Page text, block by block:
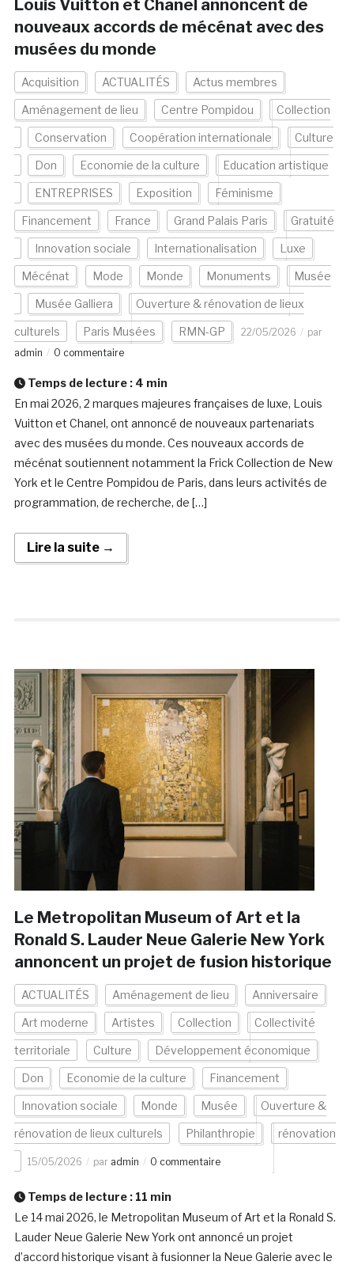
Louis Vuitton et Chanel annoncent de
nouveaux accords de mécénat avec des
musées du monde
Acquisition ACTUALITÉS Actus membres
Aménagement de lieu Centre Pompidou Collection
Conservation Coopération internationale Culture
Don Economie de la culture Education artistique
ENTREPRISES Exposition Féminisme
Financement France Grand Palais Paris Gratuité
Innovation sociale Internationalisation Luxe
Mécénat Mode Monde Monuments Musée
Musée Galliera Ouverture & rénovation de lieux
culturels Paris Musées RMN-GP 22/05/2026
par
admin
0 commentaire
Temps de lecture : 4 min
En mai 2026, 2 marques majeures françaises de luxe, Louis
Vuitton et Chanel, ont annoncé de nouveaux partenariats
avec des musées du monde. Ces nouveaux accords de
mécénat soutiennent notamment la Frick Collection de New
York et le Centre Pompidou de Paris, dans leurs activités de
programmation, de recherche, de […]
Lire la suite →
Le Metropolitan Museum of Art et la
Ronald S. Lauder Neue Galerie New York
annoncent un projet de fusion historique
ACTUALITÉS Aménagement de lieu Anniversaire
Art moderne Artistes Collection Collectivité
territoriale Culture Développement économique
Don Economie de la culture Financement
Innovation sociale Monde Musée Ouverture &
rénovation de lieux culturels Philanthropie rénovation
15/05/2026 par admin 0 commentaire
Temps de lecture : 11 min
Le 14 mai 2026, le Metropolitan Museum of Art et la Ronald S.
Lauder Neue Galerie New York ont annoncé un projet
d’accord historique visant à fusionner la Neue Galerie avec le